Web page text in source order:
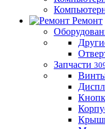
Ремонт
Запчасти